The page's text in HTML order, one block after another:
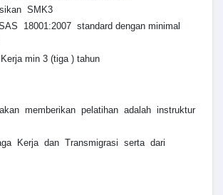
SMK3
18001:2007 standard dengan minimal
min 3 (tiga ) tahun
memberikan pelatihan adalah instruktur
Kerja dan Transmigrasi serta dari